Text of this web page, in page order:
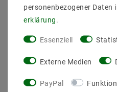
20x LED Module 3xPower
personenbezogener Daten
erklärung.
Essenziell
Externe Medien
PayPal